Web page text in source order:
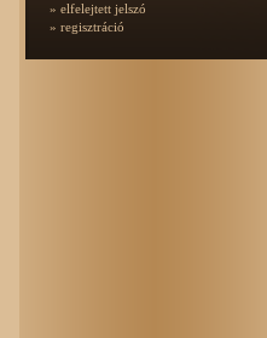
» elfelejtett jelszó
» regisztráció